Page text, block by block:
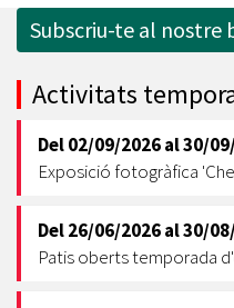
Subscriu-te al
Activitats
Del02/09/2026al30/
Exposició fotogràfica
Del26/06/2026al30/
Patis oberts temporada